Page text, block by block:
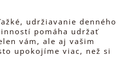
udržiavanie denného
pomáha udržať
vám, ale aj vašim
upokojíme viac, než si